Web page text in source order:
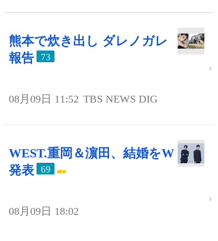
熊本で炊き出し ダレノガレ
報告
73
08月09日 11:52 TBS NEWS DIG
WEST.重岡＆濵田、結婚をW
発表
69
08月09日 18:02